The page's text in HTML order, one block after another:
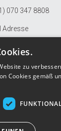
070 347 8808
Adresse
97082163
zu
Cookies gemäß